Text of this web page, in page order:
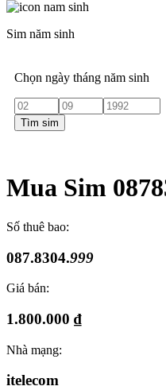
Sim năm sinh
Chọn ngày tháng năm sinh
Tìm sim
Mua Sim
Số thuê bao:
087.8304.999
Giá bán:
1.800.000 ₫
Nhà mạng:
itelecom